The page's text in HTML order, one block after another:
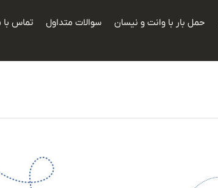
حمل بار با وانت و نیسان سوالات متداول تماس با